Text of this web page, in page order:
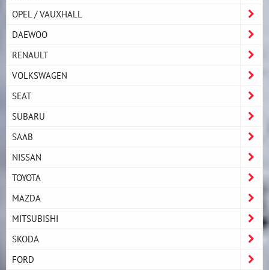
OPEL / VAUXHALL
DAEWOO
RENAULT
VOLKSWAGEN
SEAT
SUBARU
SAAB
NISSAN
TOYOTA
MAZDA
MITSUBISHI
SKODA
FORD